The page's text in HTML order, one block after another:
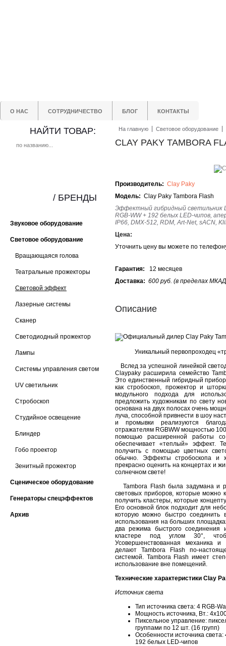
О НАС СОТРУДНИЧЕСТВО БЛОГ КОНТАКТЫ
НАЙТИ ТОВАР:
Звуковое оборудование
Световое оборудование
Вращающаяся голова
Театральные прожекторы
Световой эффект
Лазерные системы
Сканер
Светодиодный прожектор
Лампы
Системы управления светом
UV светильник
Стробоскоп
Студийное освещение
Блиндер
Гобо проектор
Зенитный прожектор
Сценическое оборудование
Генераторы спецэффектов
Архив
/ БРЕНДЫ
На главную Световое оборудование
CLAY PAKY TAMBORA
Производитель: Clay Paky
Модель: Clay Paky Tambora Flash
Эффектный гибридный светильник
RGB-WW + 192 белых LED-чипов,
IP66, DMX-512, RDM, Art-Net, sACN,
Цена:
Уточнить цену вы можете по
Гарантия: 12 месяцев
Доставка: 600 руб. (в пределах
Описание
Уникальный первопроходец
Вслед за успешной линейкой
Claypaky расширила семейство
Это единственный гибридный
как стробоскоп, прожектор и
модульного подхода для
предложить художникам по свету
основана на двух полосах очень
луча, способной привнести в шоу
и промывки реализуются
отражателям RGBWW мощностью
помощью расширенной работы
обеспечивает «теплый» эффект.
получить с помощью цветных
обычно. Эффекты стробоскопа и
прекрасно оценить на концертах и
солнечном свете!
Tambora Flash была задумана и
световых приборов, которые можно
получить кластеры, которые
Его основной блок подходит для
которую можно быстро соединить
использования на больших
два режима быстрого соединения
кластере под углом 30°,
Усовершенствованная механика
делают Tambora Flash по-
системой. Tambora Flash имеет
использование вне помещений.
Технические характеристики Clay
Источник света
Тип источника света: 4 RGB-
Мощность источника, Вт.:
Пиксельное управление:
группами по 12 шт. (16 групп)
Особенности источника
192 белых LED-чипов